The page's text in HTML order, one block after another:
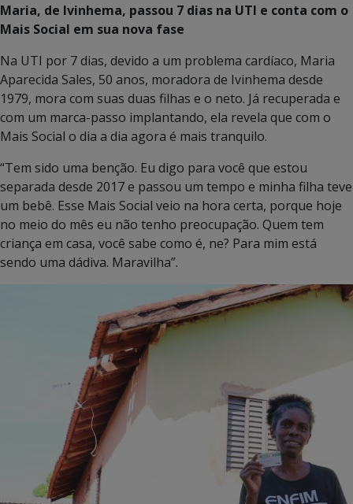
Maria, de Ivinhema, passou 7 dias na UTI e conta com o
Mais Social em sua nova fase
Na UTI por 7 dias, devido a um problema cardíaco, Maria
Aparecida Sales, 50 anos, moradora de Ivinhema desde
1979, mora com suas duas filhas e o neto. Já recuperada e
com um marca-passo implantando, ela revela que com o
Mais Social o dia a dia agora é mais tranquilo.
“Tem sido uma benção. Eu digo para você que estou
separada desde 2017 e passou um tempo e minha filha teve
um bebê. Esse Mais Social veio na hora certa, porque hoje
no meio do mês eu não tenho preocupação. Quem tem
criança em casa, você sabe como é, ne? Para mim está
sendo uma dádiva. Maravilha”.